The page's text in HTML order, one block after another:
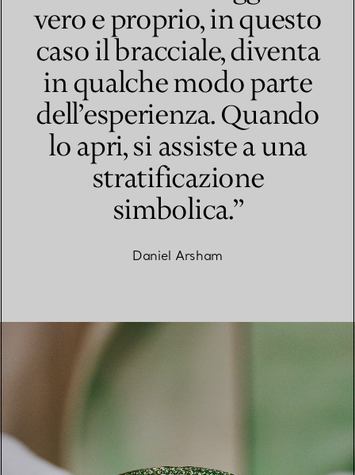
vero e proprio, in questo
caso il bracciale, diventa
in qualche modo parte
dell’esperienza. Quando
lo apri, si assiste a una
stratificazione
simbolica.”
Daniel Arsham